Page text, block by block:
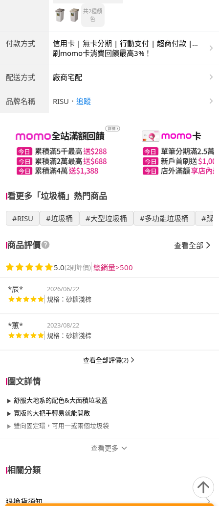
共2種顏
色
付款方式
信用卡 | 無卡分期 | 行動支付 | 超商付款 |
ATM | 銀聯卡
刷momo卡消費回饋最高3%！
配送方式 廠商宅配
品牌名稱 RISU ． 追蹤
看更多「垃圾桶」熱門商品
#RISU #垃圾桶 #大型垃圾桶 #多功能垃圾桶 #踩
商品評價 查看全部
5.0(2則評價) 總銷量>500
*辰*
2026/06/22
規格：砂糖淺棕
*蕙*
2023/08/22
規格：砂糖淺棕
查看全部評價(2)
圖文詳情
舒服大地系的配色&大面積垃圾蓋
寬版的大把手輕易就能開啟
雙向固定環，可用一或兩個垃圾袋
類型 有蓋
查看更多
相關分類
退換貨須知